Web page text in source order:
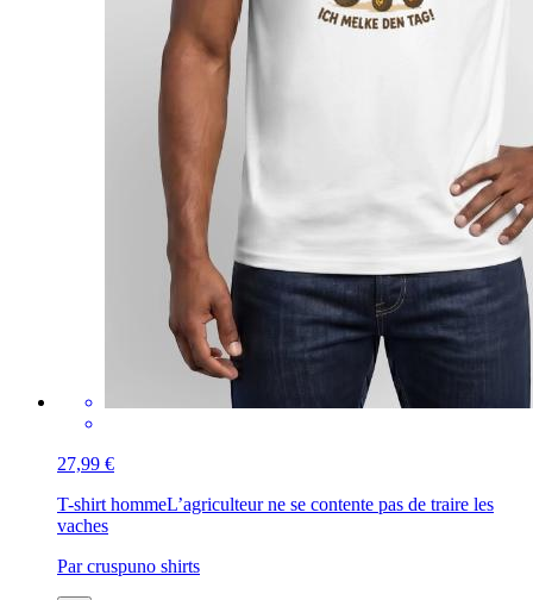
27,99 €
T-shirt hommeL’agriculteur ne se contente pas de traire les
vaches
Par cruspuno shirts